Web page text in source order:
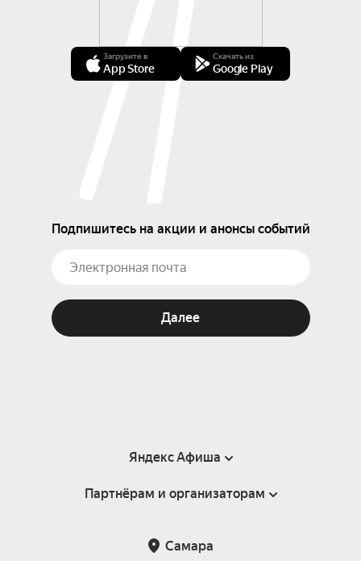
Загрузите в
App Store
Скачать из
Google Play
Подпишитесь на акции и анонсы событий
Далее
Яндекс Афиша
Справка
Подарочные сертификаты
Партнёрам и организаторам
Самара